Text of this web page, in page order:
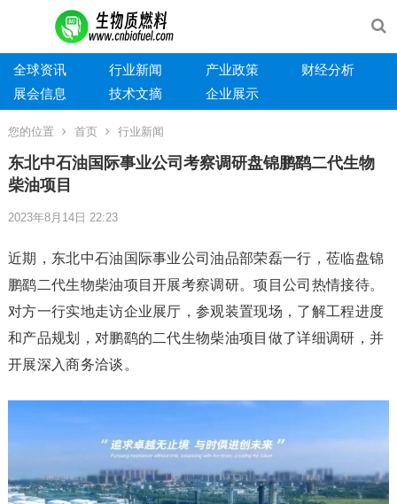
全球资讯 行业新闻 产业政策
财经分析
展会信息
技术文摘 企业展示
您的位置 首页 行业新闻
东北中石油国际事业公司考察调研盘锦鹏鹞二代生物
柴油项目
2023年8月14日 22:23
近期，东北中石油国际事业公司油品部荣磊一行，莅临盘锦
鹏鹞二代生物柴油项目开展考察调研。项目公司热情接待。
对方一行实地走访企业展厅，参观装置现场，了解工程进度
和产品规划，对鹏鹞的二代生物柴油项目做了详细调研，并
开展深入商务洽谈。